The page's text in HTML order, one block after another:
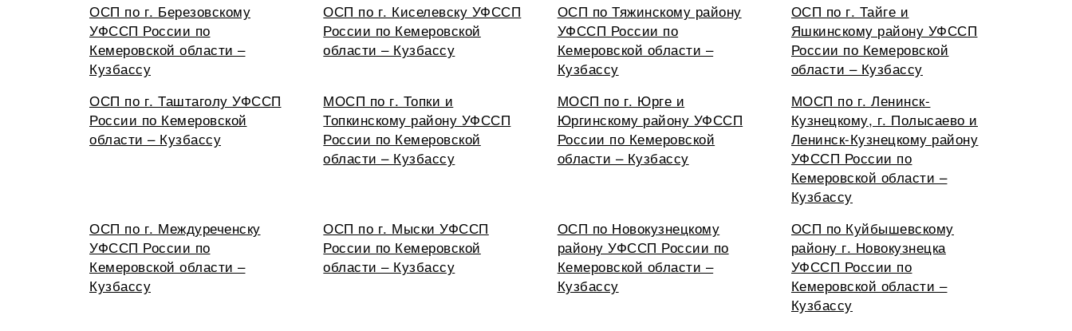
ОСП по г. Березовскому
УФССП России по
Кемеровской области –
Кузбассу
ОСП по г. Киселевску УФССП
России по Кемеровской
области – Кузбассу
ОСП по Тяжинскому району
УФССП России по
Кемеровской области –
Кузбассу
ОСП по г. Тайге и
Яшкинскому району УФССП
России по Кемеровской
области – Кузбассу
ОСП по г. Таштаголу УФССП
России по Кемеровской
области – Кузбассу
МОСП по г. Топки и
Топкинскому району УФССП
России по Кемеровской
области – Кузбассу
МОСП по г. Юрге и
Юргинскому району УФССП
России по Кемеровской
области – Кузбассу
МОСП по г. Ленинск-
Кузнецкому, г. Полысаево и
Ленинск-Кузнецкому району
УФССП России по
Кемеровской области –
Кузбассу
ОСП по г. Междуреченску
УФССП России по
Кемеровской области –
Кузбассу
ОСП по г. Мыски УФССП
России по Кемеровской
области – Кузбассу
ОСП по Новокузнецкому
району УФССП России по
Кемеровской области –
Кузбассу
ОСП по Куйбышевскому
району г. Новокузнецка
УФССП России по
Кемеровской области –
Кузбассу